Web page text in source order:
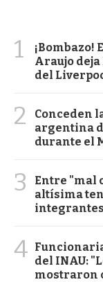
1
¡Bombazo!
Araujo
del
2
Conceden
argentina
durante el
3
Entre "mal
altísima
4 del INAU:
mostraron